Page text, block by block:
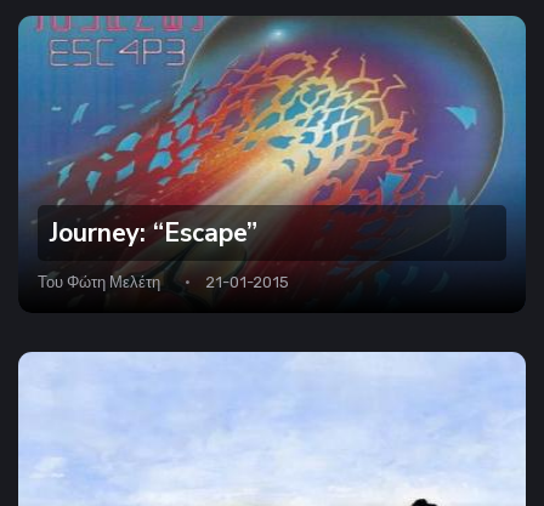
Journey: “Escape”
Του Φώτη Μελέτη 21-01-2015